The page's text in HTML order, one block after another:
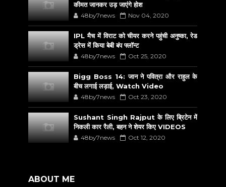
कीमत जानकर उड़ जाएंगे होश
48by7news Nov 04, 2020
IPL मैच में विराट को चीयर करने पहुंची अनुष्का, रेड
ड्रेस में किया बेबी बंप फ्लॉन्ट
48by7news Oct 25, 2020
Bigg Boss 14: जान ने पवित्रा और राहुल के
बीच लगाई लड़ाई, Watch Video
48by7news Oct 23, 2020
Sushant Singh Rajput के लिए ब्रिटेन में
निकली कार रैली, बहन ने शेयर किए VIDEOS
48by7news Oct 12, 2020
ABOUT ME